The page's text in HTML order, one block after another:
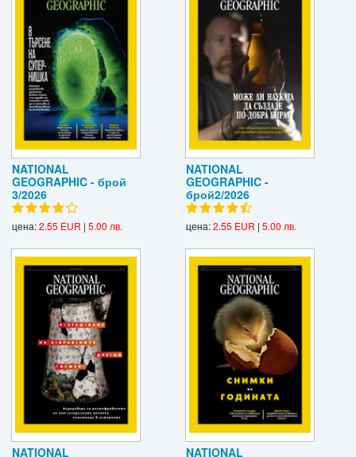
NATIONAL
GEOGRAPHIC - брой
3/2026
цена:2.55 EUR | 5.00 лв.
NATIONAL
GEOGRAPHIC -
брой2/2026
цена:2.55 EUR | 5.00 лв.
NATIONAL
NATIONAL